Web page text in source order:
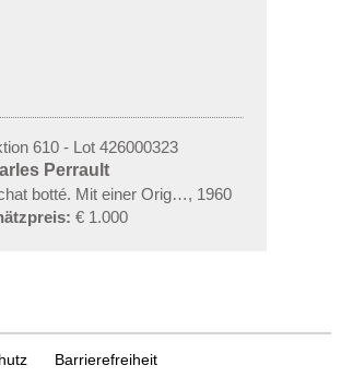
610 - Lot 426000323
Perrault
botté. Mit einer Orig.-Zeichnung
, 1960
€ 1.000
Barrierefreiheit